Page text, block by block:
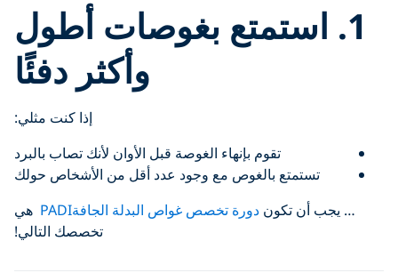
1. استمتع بغوصات أطول
وأكثر دفئًا
إذا كنت مثلي:
تقوم بإنهاء الغوصة قبل الأوان لأنك تصاب بالبرد
تستمتع بالغوص مع وجود عدد أقل من الأشخاص حولك
… يجب أن تكون دورة تخصص غواص البدلة الجافةPADI
هي
تخصصك التالي!